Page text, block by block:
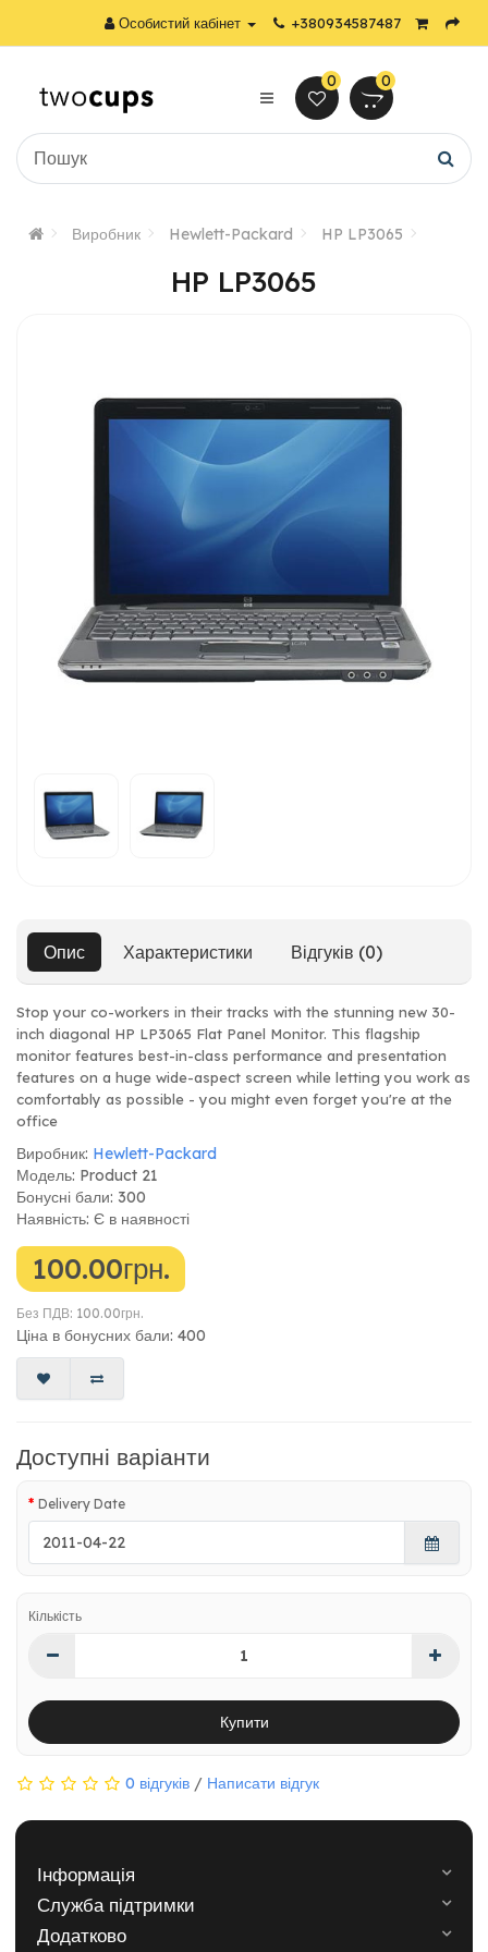
Особистий кабінет +380934587487
0 0
Виробник Hewlett-Packard HP LP3065
HP LP3065
Опис Характеристики Відгуків (0)
Stop your co-workers in their tracks with the stunning new 30-
inch diagonal HP LP3065 Flat Panel Monitor. This flagship
monitor features best-in-class performance and presentation
features on a huge wide-aspect screen while letting you work as
comfortably as possible - you might even forget you're at the
office
Виробник: Hewlett-Packard
Модель: Product 21
Бонусні бали: 300
Наявність: Є в наявності
100.00грн.
Без ПДВ: 100.00грн.
Ціна в бонусних бали: 400
Доступні варіанти
Delivery Date
Кількість
Купити
0 відгуків / Написати відгук
Інформація
Служба підтримки
Додатково